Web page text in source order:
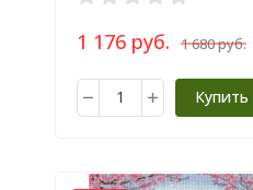
1 176 руб. 1 680 руб.
Купить